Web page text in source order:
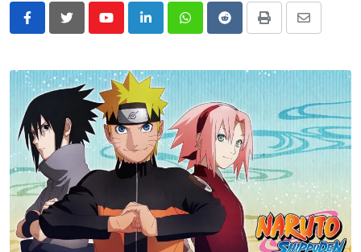
YoutubeLinkedInWhatsappRedditPrint
Share
Email